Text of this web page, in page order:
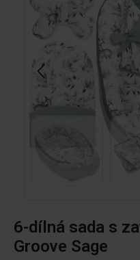
6-dílná sada s
Groove Sage